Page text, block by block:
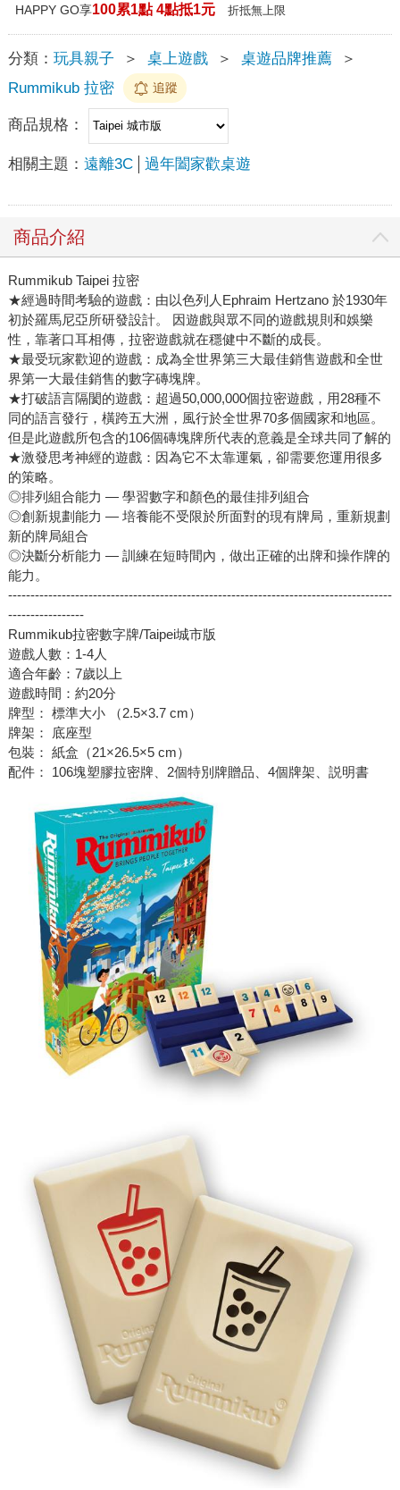
HAPPY GO享100累1點 4點抵1元 折抵無上限
分類： 玩具親子 ＞ 桌上遊戲 ＞ 桌遊品牌推薦
＞
Rummikub 拉密
追蹤
商品規格：
相關主題： 遠離3C 過年闔家歡桌遊
商品介紹
Rummikub Taipei 拉密
★經過時間考驗的遊戲：由以色列人Ephraim Hertzano 於1930年
初於羅馬尼亞所研發設計。 因遊戲與眾不同的遊戲規則和娛樂
性，靠著口耳相傳，拉密遊戲就在穩健中不斷的成長。
★最受玩家歡迎的遊戲：成為全世界第三大最佳銷售遊戲和全世
界第一大最佳銷售的數字磚塊牌。
★打破語言隔閡的遊戲：超過50,000,000個拉密遊戲，用28種不
同的語言發行，橫跨五大洲，風行於全世界70多個國家和地區。
但是此遊戲所包含的106個磚塊牌所代表的意義是全球共同了解的
★激發思考神經的遊戲：因為它不太靠運氣，卻需要您運用很多
的策略。
◎排列組合能力 — 學習數字和顏色的最佳排列組合
◎創新規劃能力 — 培養能不受限於所面對的現有牌局，重新規劃
新的牌局組合
◎決斷分析能力 — 訓練在短時間內，做出正確的出牌和操作牌的
能力。
--------------------------------------------------------------------------------------
-----------------
Rummikub拉密數字牌/Taipei城市版
遊戲人數：1-4人
適合年齡：7歲以上
遊戲時間：約20分
牌型： 標準大小 （2.5×3.7 cm）
牌架： 底座型
包裝： 紙盒（21×26.5×5 cm）
配件： 106塊塑膠拉密牌、2個特別牌贈品、4個牌架、説明書